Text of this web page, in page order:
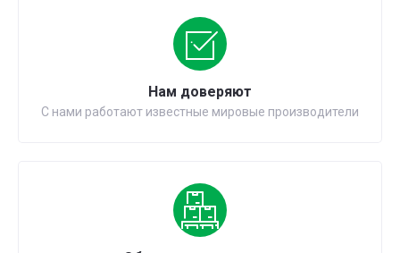
Нам доверяют
С нами работают известные мировые производители